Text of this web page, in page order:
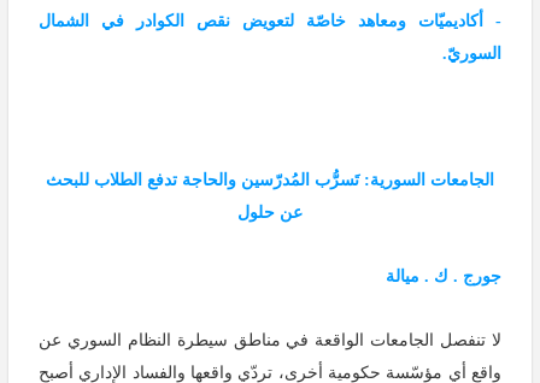
- أكاديميّات ومعاهد خاصّة لتعويض نقص الكوادر في الشمال
السوريّ.
الجامعات السورية: تَسرُّب المُدرّسين والحاجة تدفع الطلاب للبحث
عن حلول
جورج . ك . ميالة
لا تنفصل الجامعات الواقعة في مناطق سيطرة النظام السوري عن
واقع أي مؤسّسة حكومية أخرى، تردّي واقعها والفساد الإداري أصبح